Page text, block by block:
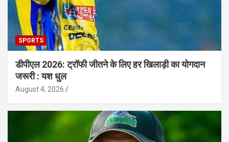
SPORTS
डीपीएल 2026: ट्रॉफी जीतने के लिए हर खिलाड़ी का योगदान
जरूरी : यश धुल
August 4, 2026